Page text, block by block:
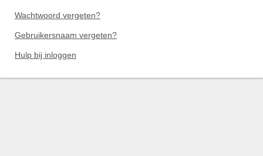
Wachtwoord vergeten?
Gebruikersnaam vergeten?
Hulp bij inloggen